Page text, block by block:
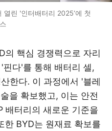
린 '인터배터리 2025’에 첫
의 핵심 경쟁력으로 자리
다'를 통해 배터리 셀,
한다. 이 과정에서 '블레
을 확보했고, 이는 안전
배터리의 새로운 기준을
한 BYD는 원재료 확보를